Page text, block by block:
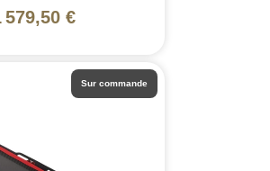
579,50 €
Sur commande